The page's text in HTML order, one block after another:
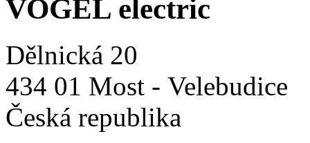
VOGEL electric
Dělnická 20
434 01 Most - Velebudice
Česká republika